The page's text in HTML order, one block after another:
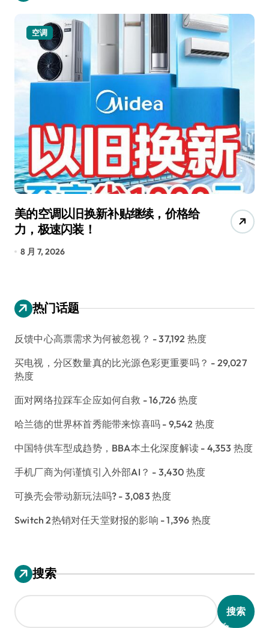
空调
美的空调以旧换新补贴继续，价格给
力，极速闪装！
8 月 7, 2026
热门话题
反馈中心高票需求为何被忽视？ - 37,192 热度
买电视，分区数量真的比光源色彩更重要吗？ - 29,027
热度
面对网络拉踩车企应如何自救 - 16,726 热度
哈兰德的世界杯首秀能带来惊喜吗 - 9,542 热度
中国特供车型成趋势，BBA本土化深度解读 - 4,353 热度
手机厂商为何谨慎引入外部AI？ - 3,430 热度
可换壳会带动新玩法吗? - 3,083 热度
Switch 2热销对任天堂财报的影响 - 1,396 热度
搜索
搜索